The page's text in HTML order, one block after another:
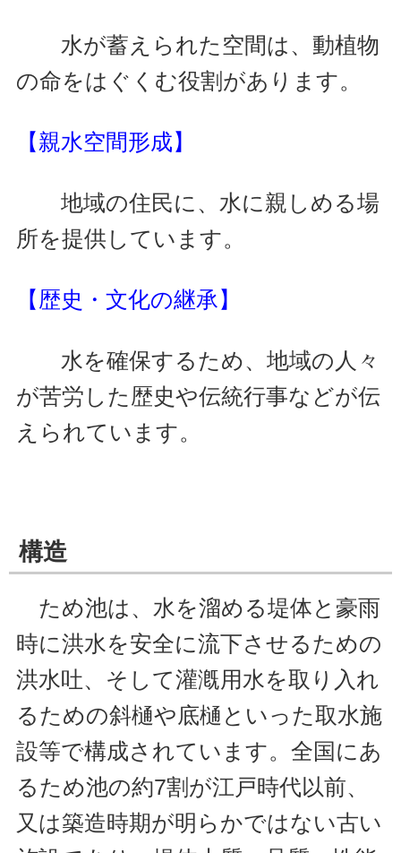
水が蓄えられた空間は、動植物
の命をはぐくむ役割があります。
【親水空間形成】
地域の住民に、水に親しめる場
所を提供しています。
【歴史・文化の継承】
水を確保するため、地域の人々
が苦労した歴史や伝統行事などが伝
えられています。
構造
ため池は、水を溜める堤体と豪雨
時に洪水を安全に流下させるための
洪水吐、そして灌漑用水を取り入れ
るための斜樋や底樋といった取水施
設等で構成されています。全国にあ
るため池の約7割が江戸時代以前、
又は築造時期が明らかではない古い